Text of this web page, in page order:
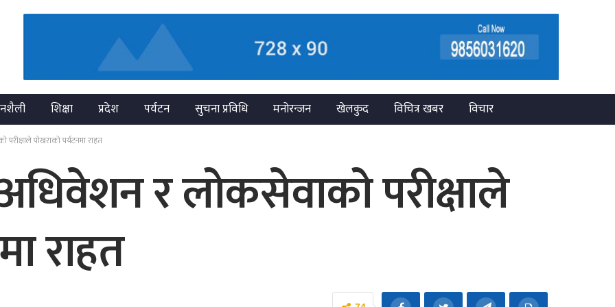
शिक्षा प्रदेश पर्यटन सुचना प्रविधि मनोरन्जन खेलकुद विचित्र खबर
विचार
पोखराको पर्यटनमा राहत
र लोकसेवाको परीक्षाले
राहत